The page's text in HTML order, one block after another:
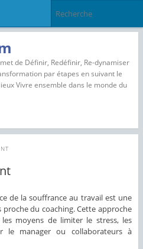
de Définir, Redéfinir, Re-dynamiser
par étapes en suivant le
Vivre ensemble dans le monde du
de la souffrance au travail est une
du coaching. Cette approche
moyens de limiter le stress, les
le manager ou collaborateurs à